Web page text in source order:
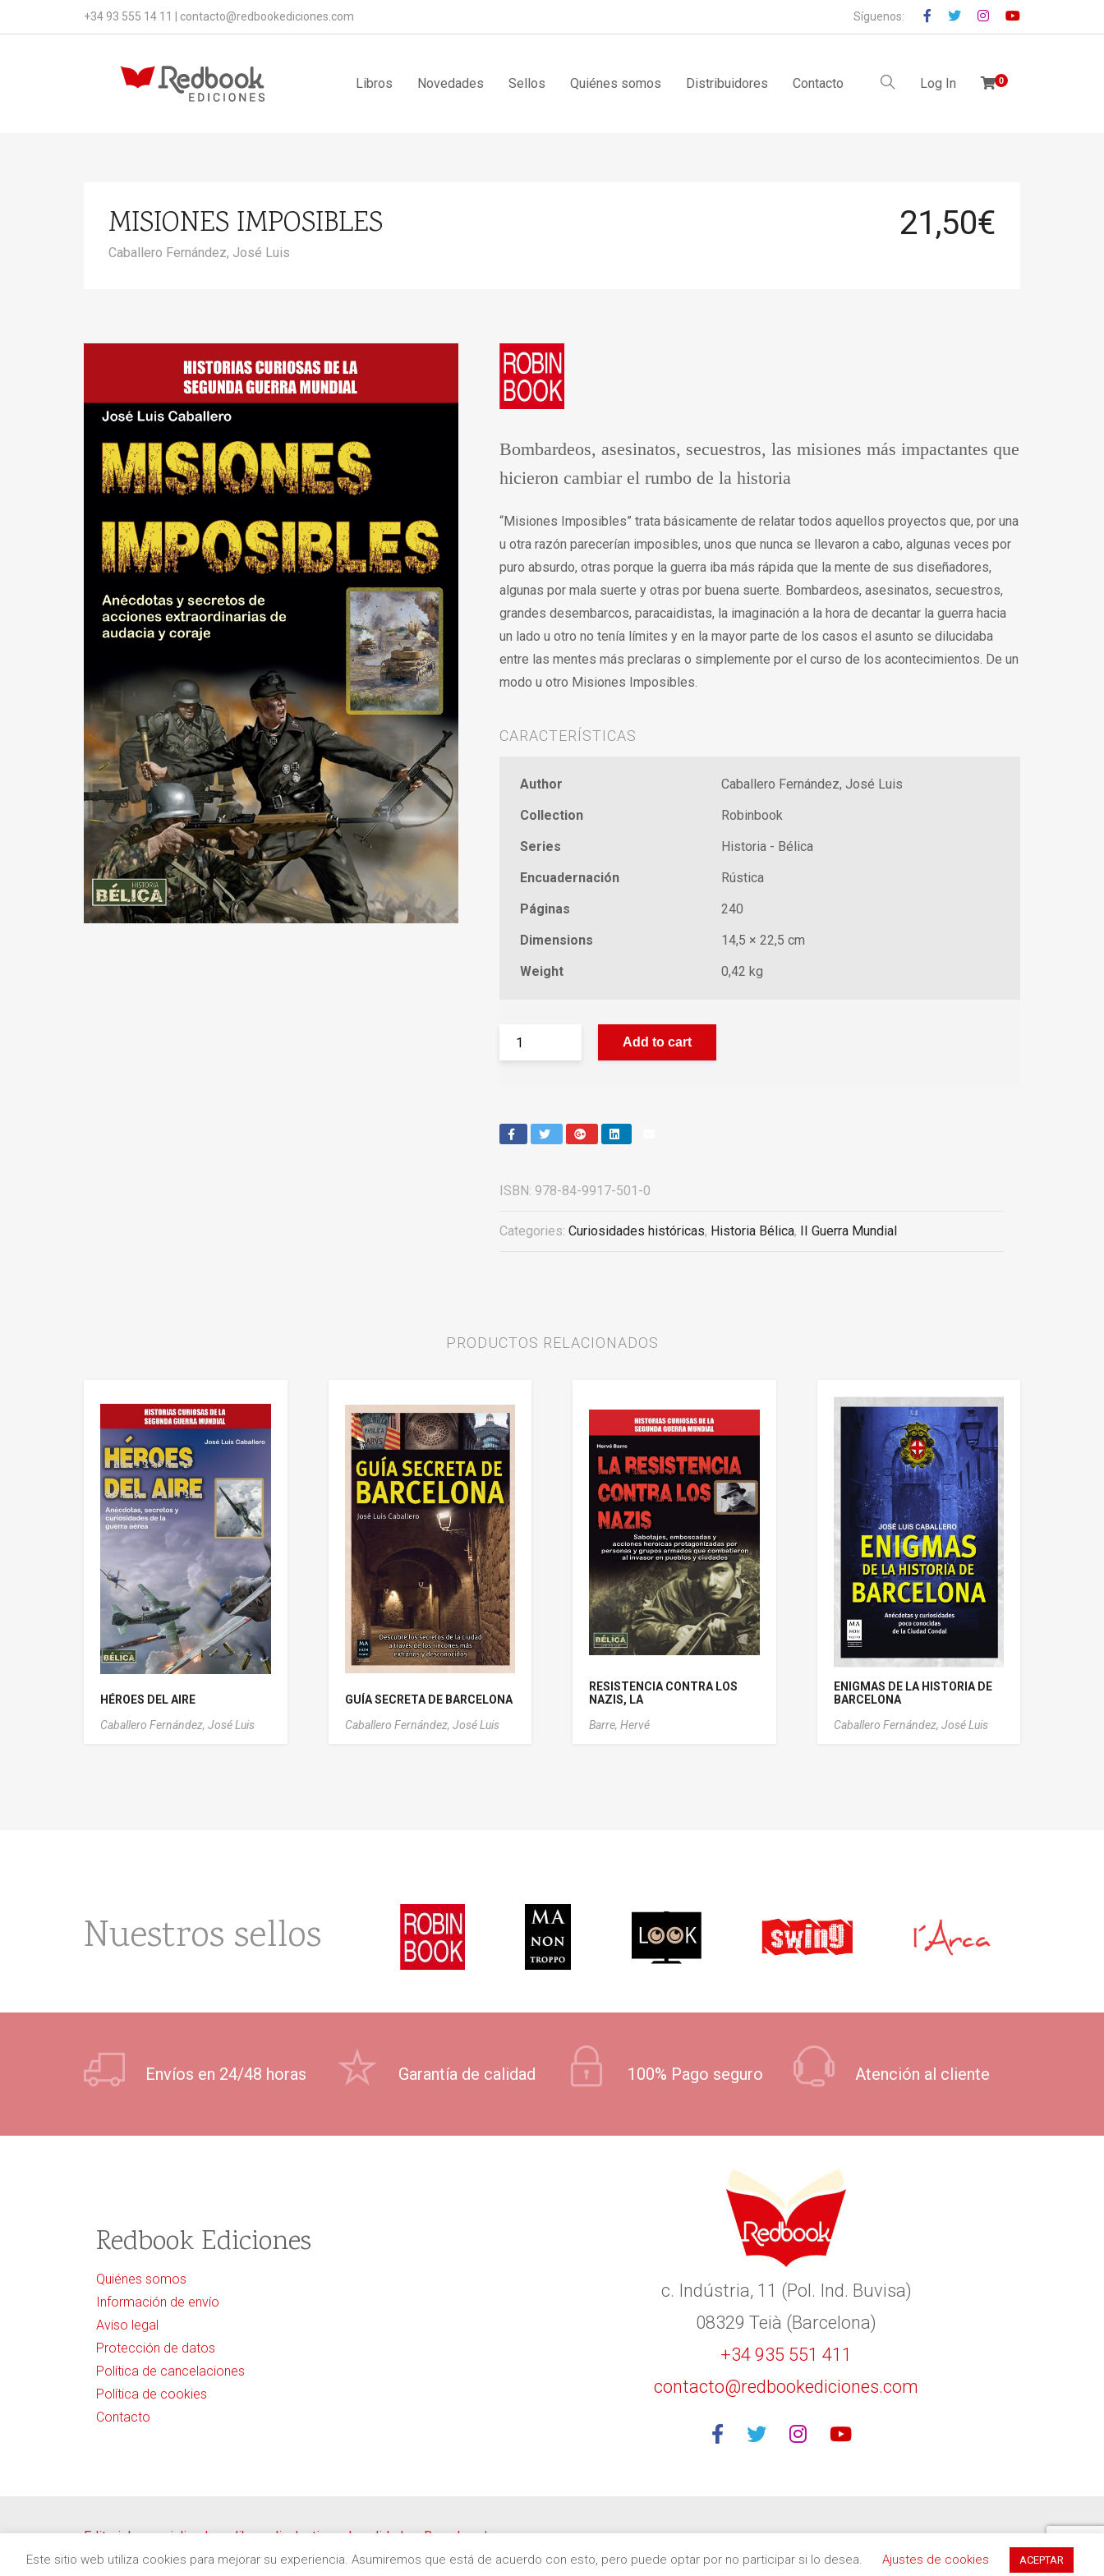
+34 93 555 14 11 contacto@redbookediciones.com Síguenos:
Libros Novedades Sellos Quiénes somos Distribuidores Contacto Log In 0
MISIONES IMPOSIBLES
Caballero Fernández, José Luis
21,50€
Bombardeos, asesinatos, secuestros, las misiones más impactantes que
hicieron cambiar el rumbo de la historia
“Misiones Imposibles” trata básicamente de relatar todos aquellos proyectos que, por una
u otra razón parecerían imposibles, unos que nunca se llevaron a cabo, algunas veces por
puro absurdo, otras porque la guerra iba más rápida que la mente de sus diseñadores,
algunas por mala suerte y otras por buena suerte. Bombardeos, asesinatos, secuestros,
grandes desembarcos, paracaidistas, la imaginación a la hora de decantar la guerra hacia
un lado u otro no tenía límites y en la mayor parte de los casos el asunto se dilucidaba
entre las mentes más preclaras o simplemente por el curso de los acontecimientos. De un
modo u otro Misiones Imposibles.
CARACTERÍSTICAS
Author
Caballero Fernández, José Luis
Collection
Robinbook
Series
Historia - Bélica
Encuadernación
Rústica
Páginas
240
Dimensions
14,5 × 22,5 cm
Weight
0,42 kg
Add to cart
ISBN: 978-84-9917-501-0
Categories: Curiosidades históricas, Historia Bélica, II Guerra Mundial
PRODUCTOS RELACIONADOS
HÉROES DEL AIRE
Caballero Fernández, José Luis
GUÍA SECRETA DE BARCELONA
Caballero Fernández, José Luis
RESISTENCIA CONTRA LOS
NAZIS, LA
Barre, Hervé
ENIGMAS DE LA HISTORIA DE
BARCELONA
Caballero Fernández, José Luis
Nuestros sellos
Envíos en 24/48 horas Garantía de calidad 100% Pago seguro Atención al cliente
Redbook Ediciones
Quiénes somos
Información de envío
Aviso legal
Protección de datos
Política de cancelaciones
Política de cookies
Contacto
c. Indústria, 11 (Pol. Ind. Buvisa)
08329 Teià (Barcelona)
+34 935 551 411
contacto@redbookediciones.com
Editorial especializada en libros divulgativos de calidad en Barcelona|
Copyright © 2020 Redbook Ediciones byitres.cat
Este sitio web utiliza cookies para mejorar su experiencia. Asumiremos que está de acuerdo con esto, pero puede optar por no participar si lo desea. Ajustes de cookies ACEPTAR